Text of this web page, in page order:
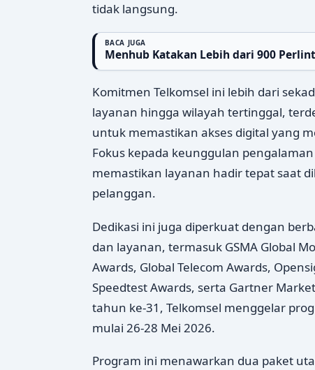
tidak langsung.
BACA JUGA
Menhub Katakan Lebih dari 900
Komitmen Telkomsel ini lebih dari
layanan hingga wilayah tertinggal,
untuk memastikan akses digital yang
Fokus kepada keunggulan
memastikan layanan hadir tepat saat
pelanggan.
Dedikasi ini juga diperkuat dengan
dan layanan, termasuk GSMA Global
Awards, Global Telecom Awards,
Speedtest Awards, serta Gartner
tahun ke-31, Telkomsel menggelar
mulai 26-28 Mei 2026.
Program ini menawarkan dua paket